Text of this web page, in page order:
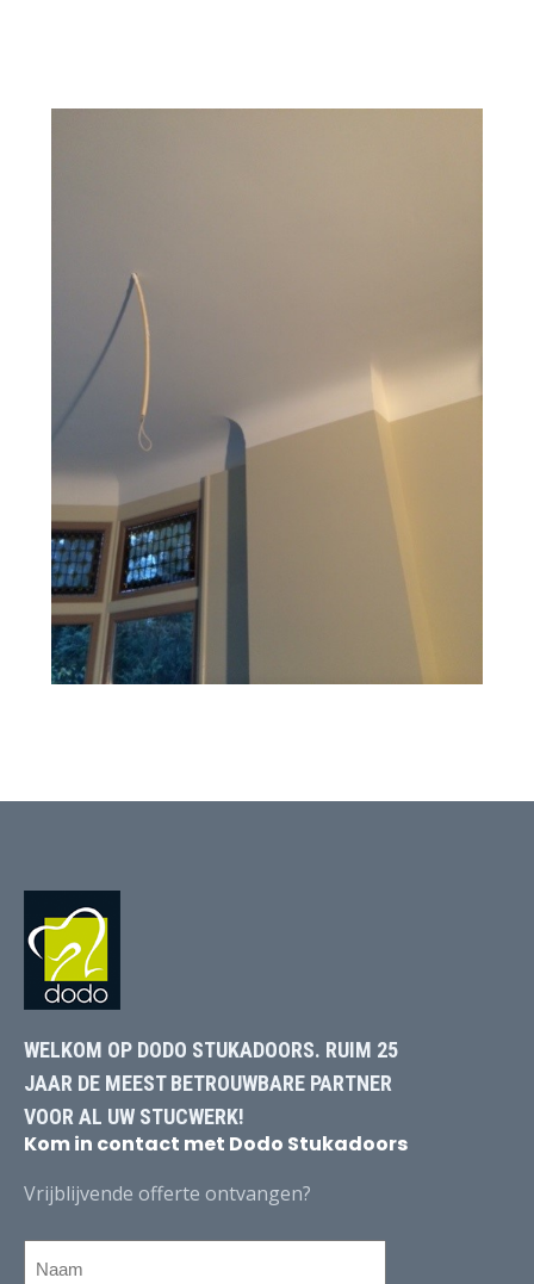
WELKOM OP DODO STUKADOORS. RUIM 25
JAAR DE MEEST BETROUWBARE PARTNER
VOOR AL UW STUCWERK!
Kom in contact met Dodo Stukadoors
Vrijblijvende offerte ontvangen?